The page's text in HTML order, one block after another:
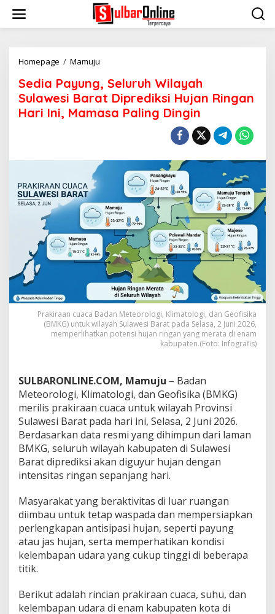
i
Homepage / Mamuju
d
i
a
P
n
e
l
u
r
h
W
i
a
y
a
h
a
w
e
s
i
B
a
r
t
i
p
r
e
d
i
i
Sedia Payung, Seluruh Wilayah
Sulawesi Barat Diprediksi Hujan Ringan
Hari Ini, Mamasa Paling Dingin
Prakiraan cuaca Badan Meteorologi, Klimatologi, dan Geofisika
(BMKG) untuk wilayah Sulawesi Barat pada Selasa, 2 Juni 2026,
memperlihatkan potensi hujan ringan yang merata di enam
kabupaten.(Foto: Infografis)
SULBARONLINE.COM, Mamuju – Badan
Meteorologi, Klimatologi, dan Geofisika (BMKG)
merilis prakiraan cuaca untuk wilayah Provinsi
Sulawesi Barat pada hari ini, Selasa, 2 Juni 2026.
Berdasarkan data resmi yang dihimpun dari laman
BMKG, seluruh wilayah kabupaten di Sulawesi
Barat diprediksi akan diguyur hujan dengan
intensitas ringan sepanjang hari.
Masyarakat yang beraktivitas di luar ruangan
diimbau untuk tetap waspada dan mempersiapkan
perlengkapan antisipasi hujan, seperti payung
atau jas hujan, serta memperhatikan kondisi
kelembapan udara yang cukup tinggi di beberapa
titik.
Berikut adalah rincian prakiraan cuaca, suhu, dan
kelembapan udara di enam kabupaten kota di